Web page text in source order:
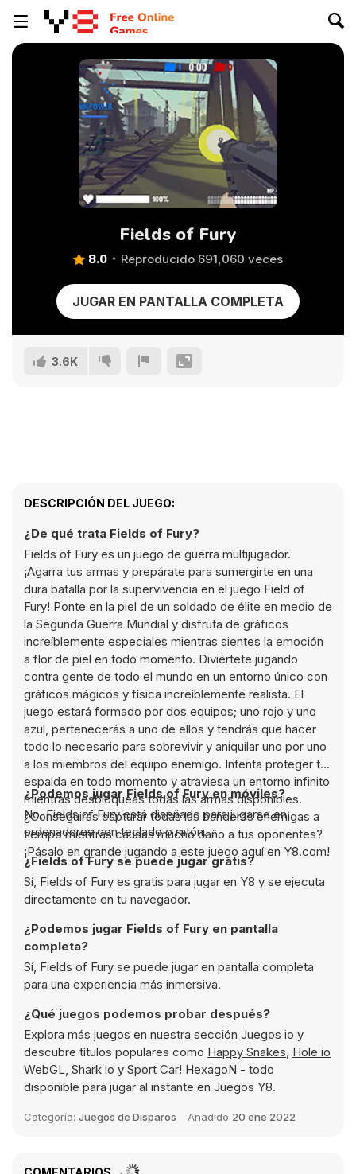
Fields of Fury
8.0 Reproducido 691,060 veces
JUGAR EN PANTALLA COMPLETA
3.6K
DESCRIPCIÓN DEL JUEGO:
¿De qué trata Fields of Fury?
Fields of Fury es un juego de guerra multijugador.
¡Agarra tus armas y prepárate para sumergirte en una
dura batalla por la supervivencia en el juego Field of
Fury! Ponte en la piel de un soldado de élite en medio de
la Segunda Guerra Mundial y disfruta de gráficos
increíblemente especiales mientras sientes la emoción
a flor de piel en todo momento. Diviértete jugando
contra gente de todo el mundo en un entorno único con
gráficos mágicos y física increíblemente realista. El
juego estará formado por dos equipos; uno rojo y uno
azul, pertenecerás a uno de ellos y tendrás que hacer
todo lo necesario para sobrevivir y aniquilar uno por uno
a los miembros del equipo enemigo. Intenta proteger tu
espalda en todo momento y atraviesa un entorno infinito
mientras desbloqueas todas las armas disponibles.
¿Conseguirás capturar todas las banderas enemigas a
tiempo mientras causas mucho daño a tus oponentes?
¡Pásalo en grande jugando a este juego aquí en Y8.com!
¿Podemos jugar Fields of Fury en móviles?
No, Fields of Fury está diseñado para jugarse en
ordenadores con teclado o ratón.
¿Fields of Fury se puede jugar gratis?
Sí, Fields of Fury es gratis para jugar en Y8 y se ejecuta
directamente en tu navegador.
¿Podemos jugar Fields of Fury en pantalla
completa?
Sí, Fields of Fury se puede jugar en pantalla completa
para una experiencia más inmersiva.
¿Qué juegos podemos probar después?
Explora más juegos en nuestra sección Juegos io y
descubre títulos populares como Happy Snakes, Hole io
WebGL, Shark io y Sport Car! HexagoN - todo
disponible para jugar al instante en Juegos Y8.
Categoría: Juegos de Disparos Añadido 20 ene 2022